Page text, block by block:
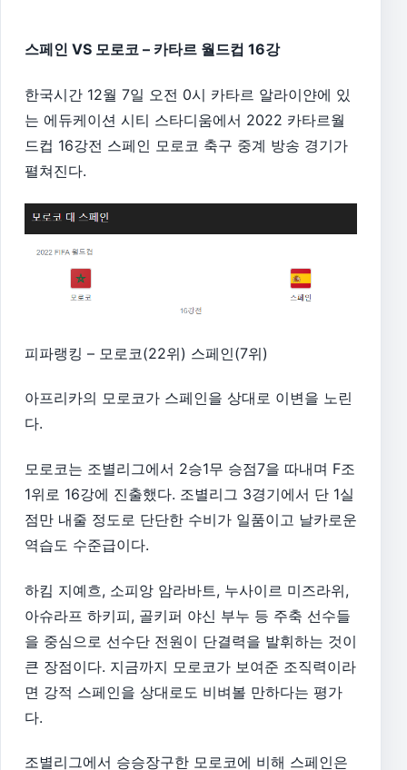
스페인 VS 모로코 – 카타르 월드컵 16강
한국시간 12월 7일 오전 0시 카타르 알라이얀에 있
는 에듀케이션 시티 스타디움에서 2022 카타르월
드컵 16강전 스페인 모로코 축구 중계 방송 경기가
펼쳐진다.
피파랭킹 – 모로코(22위) 스페인(7위)
아프리카의 모로코가 스페인을 상대로 이변을 노린
다.
모로코는 조별리그에서 2승1무 승점7을 따내며 F조
1위로 16강에 진출했다. 조별리그 3경기에서 단 1실
점만 내줄 정도로 단단한 수비가 일품이고 날카로운
역습도 수준급이다.
하킴 지예흐, 소피앙 암라바트, 누사이르 미즈라위,
아슈라프 하키피, 골키퍼 야신 부누 등 주축 선수들
을 중심으로 선수단 전원이 단결력을 발휘하는 것이
큰 장점이다. 지금까지 모로코가 보여준 조직력이라
면 강적 스페인을 상대로도 비벼볼 만하다는 평가
다.
조별리그에서 승승장구한 모로코에 비해 스페인은